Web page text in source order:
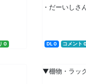
0
・だーいし
DL 0 コメント 0
▼棚物・ラッ